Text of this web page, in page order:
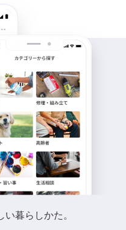
暮らしかた。